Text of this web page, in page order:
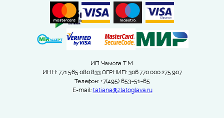
ИП Чамова Т.М.
ИНН: 771 565 080 833 ОГРНИП: 306 770 000 275 907
Телефон: +7(495) 653−51−65
E-mail: tatiana@zlatoglava.ru